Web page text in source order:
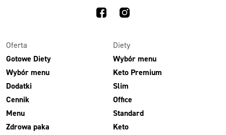
Oferta
Gotowe Diety
Wybór menu
Dodatki
Cennik
Menu
Zdrowa paka
Diety
Wybór menu
Keto Premium
Slim
Office
Standard
Keto